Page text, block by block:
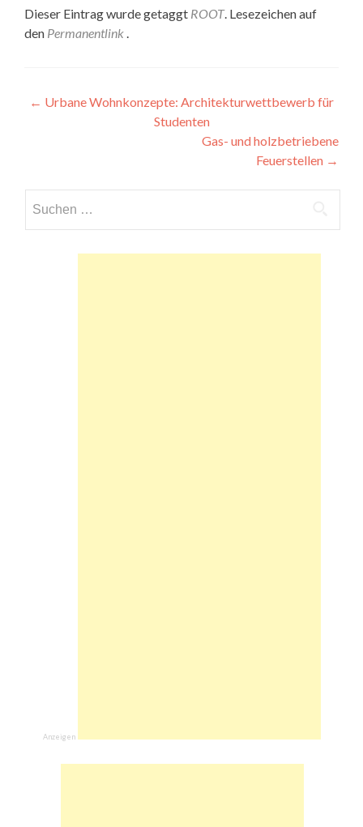
Dieser Eintrag wurde getaggt ROOT. Lesezeichen auf
den Permanentlink .
Beitragsnavigation
← Urbane Wohnkonzepte: Architekturwettbewerb für
Studenten
Gas- und holzbetriebene
Feuerstellen →
nach:
Anzeigen